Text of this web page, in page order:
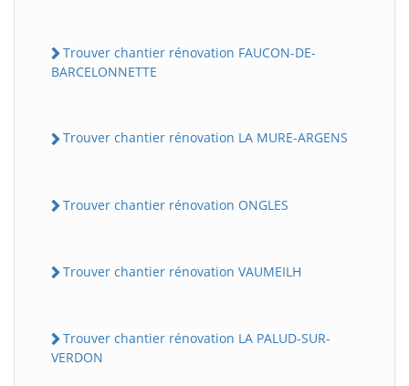
Trouver chantier rénovation FAUCON-DE-
BARCELONNETTE
Trouver chantier rénovation LA MURE-ARGENS
Trouver chantier rénovation ONGLES
Trouver chantier rénovation VAUMEILH
Trouver chantier rénovation LA PALUD-SUR-
VERDON